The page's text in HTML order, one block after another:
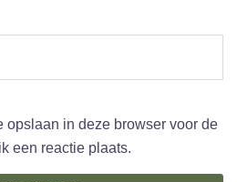
opslaan in deze browser voor de
een reactie plaats.